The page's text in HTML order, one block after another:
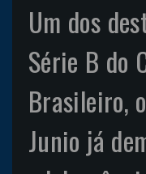
Um dos
Série B do
Brasileiro,
Junio já